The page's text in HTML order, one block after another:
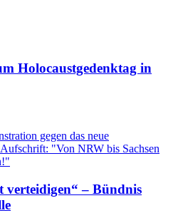
Holocaustgedenktag in
verteidigen“ – Bündnis